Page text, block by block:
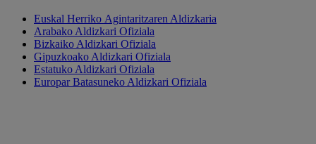
Euskal Herriko Agintaritzaren Aldizkaria
Arabako Aldizkari Ofiziala
Bizkaiko Aldizkari Ofiziala
Gipuzkoako Aldizkari Ofiziala
Estatuko Aldizkari Ofiziala
Europar Batasuneko Aldizkari Ofiziala